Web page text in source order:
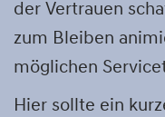
der Vertrauen
zum Bleiben
möglichen
Hier sollte ein